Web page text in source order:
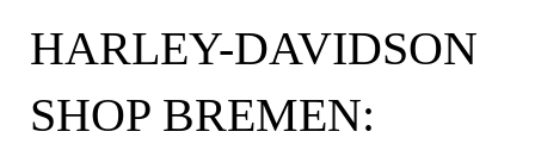
HARLEY-DAVIDSON
SHOP BREMEN: